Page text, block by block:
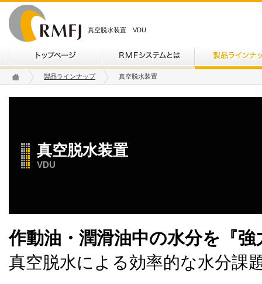
真空脱水装置 VDU
製品ラインナップ 真空脱水装置
真空脱水装置
VDU
作動油・潤滑油中の水分を『強
真空脱水による効率的な水分課